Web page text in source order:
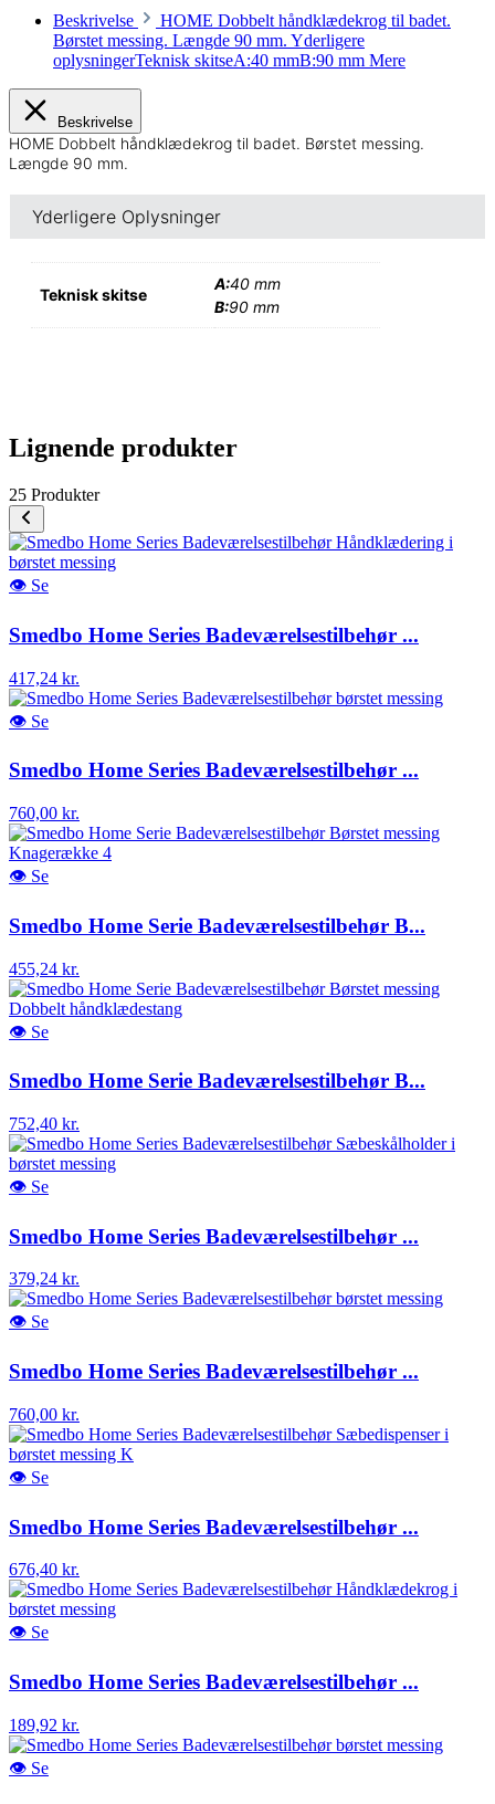
Beskrivelse
HOME Dobbelt håndklædekrog til badet.
Børstet messing. Længde 90 mm. Yderligere
oplysningerTeknisk skitseA:40 mmB:90 mm Mere
Beskrivelse
HOME Dobbelt håndklædekrog til badet. Børstet messing.
Længde 90 mm.
Yderligere Oplysninger
Teknisk skitse
A:40 mm
B:90 mm
Lignende produkter
25 Produkter
👁 Se
Smedbo Home Series Badeværelsestilbehør ...
417,24 kr.
👁 Se
Smedbo Home Series Badeværelsestilbehør ...
760,00 kr.
👁 Se
Smedbo Home Serie Badeværelsestilbehør B...
455,24 kr.
👁 Se
Smedbo Home Serie Badeværelsestilbehør B...
752,40 kr.
👁 Se
Smedbo Home Series Badeværelsestilbehør ...
379,24 kr.
👁 Se
Smedbo Home Series Badeværelsestilbehør ...
760,00 kr.
👁 Se
Smedbo Home Series Badeværelsestilbehør ...
676,40 kr.
👁 Se
Smedbo Home Series Badeværelsestilbehør ...
189,92 kr.
👁 Se